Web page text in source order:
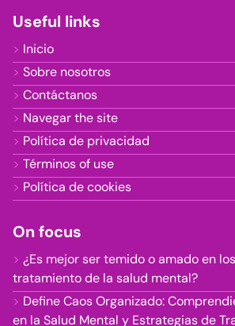
Useful links
Inicio
Sobre nosotros
Contáctanos
Navegar the site
Política de privacidad
Términos of use
Política de cookies
On focus
¿Es mejor ser temido o amado en
tratamiento de la salud mental?
Define Caos Organizado:
en la Salud Mental y Estrategias de